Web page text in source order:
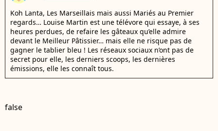
Koh Lanta, Les Marseillais mais aussi Mariés au Premier
regards… Louise Martin est une télévore qui essaye, à ses
heures perdues, de refaire les gâteaux qu’elle admire
devant le Meilleur Pâtissier… mais elle ne risque pas de
gagner le tablier bleu ! Les réseaux sociaux n’ont pas de
secret pour elle, les derniers scoops, les dernières
émissions, elle les connaît tous.
false